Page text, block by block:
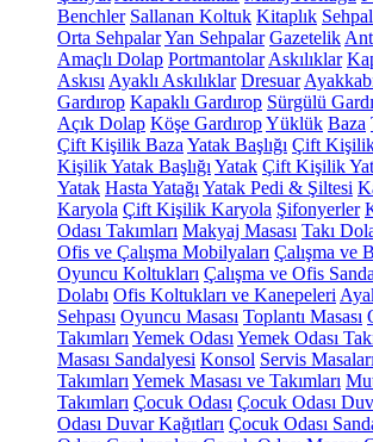
Benchler Sallanan Koltuk Kitaplık
Orta SehpalarYan Sehpalar Gazetelik
Amaçlı Dolap Portmantolar Askılıklar
Askısı Ayaklı Askılıklar Dresuar
Gardırop Kapaklı Gardırop Sürgülü
Açık Dolap Köşe GardıropYüklük Baza
Çift Kişilik Baza Yatak Başlığı Çift Kişilik
Kişilik Yatak Başlığı Yatak Çift Kişilik
Yatak Hasta Yatağı Yatak Pedi & Şiltesi
Karyola Çift Kişilik Karyola Şifonyerler
Odası Takımları Makyaj Masası Takı
Ofis ve Çalışma Mobilyaları Çalışma ve
Oyuncu Koltukları Çalışma ve Ofis
Dolabı Ofis Koltukları ve Kanepeleri
Sehpası Oyuncu Masası Toplantı Masası
Takımları Yemek Odası Yemek Odası
Masası Sandalyesi Konsol Servis Masaları
Takımları Yemek Masası ve Takımları
Takımları Çocuk Odası Çocuk Odası
Odası Duvar Kağıtları Çocuk Odası